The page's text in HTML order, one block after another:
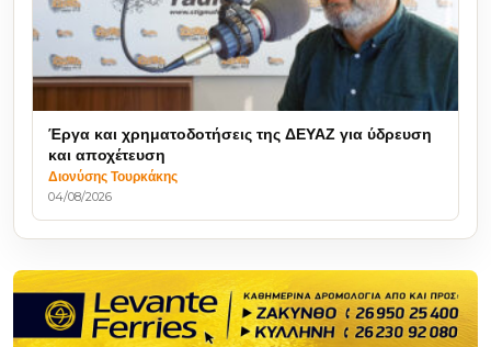
Έργα και χρηματοδοτήσεις της ΔΕΥΑΖ για ύδρευση
και αποχέτευση
Διονύσης Τουρκάκης
04/08/2026